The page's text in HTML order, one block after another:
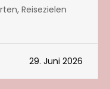
Reisezielen
29. Juni 2026